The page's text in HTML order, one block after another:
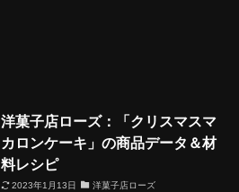
洋菓子店ローズ：「クリスマスマ
カロンケーキ」の商品データ＆材
料レシピ
2023年1月13日 洋菓子店ローズ